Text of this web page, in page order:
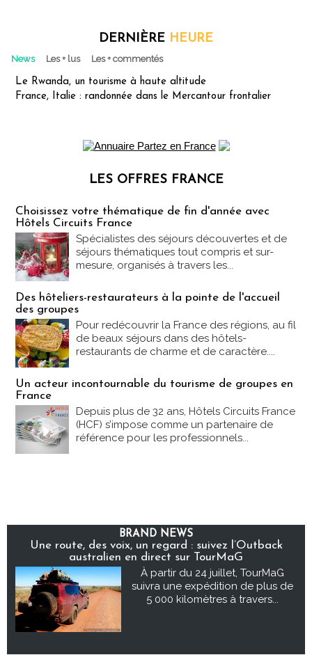
DERNIÈRE HEURE
News Les + lus Les + commentés
Le Rwanda, un tourisme à haute altitude
France, Italie : randonnée dans le Mercantour frontalier
LES OFFRES FRANCE
Choisissez votre thématique de fin d'année avec
Hôtels Circuits France
Spécialistes des séjours découvertes et de
séjours thématiques tout compris et sur-
mesure, organisés à travers les...
Des hôteliers-restaurateurs à la pointe de l'accueil
des groupes
Pour redécouvrir la France des régions, au fil
de beaux séjours dans des hôtels-
restaurants de charme et de caractère....
Un acteur incontournable du tourisme de groupes en
France
Depuis plus de 32 ans, Hôtels Circuits France
(HCF) s’impose comme un partenaire de
référence pour les professionnels...
BRAND NEWS
Une route, des voix, un regard : suivez l’Outback
australien en direct sur TourMaG
À partir du 24 juillet, TourMaG
suivra une expédition de plus de
5 000 kilomètres à travers...